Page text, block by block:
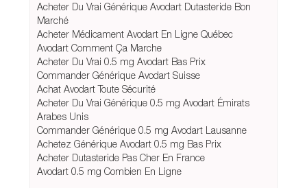
Acheter Du Vrai Générique Avodart Dutasteride Bon
Marché
Acheter Médicament Avodart En Ligne Québec
Avodart Comment Ça Marche
Acheter Du Vrai 0.5 mg Avodart Bas Prix
Commander Générique Avodart Suisse
Achat Avodart Toute Sécurité
Acheter Du Vrai Générique 0.5 mg Avodart Émirats
Arabes Unis
Commander Générique 0.5 mg Avodart Lausanne
Achetez Générique Avodart 0.5 mg Bas Prix
Acheter Dutasteride Pas Cher En France
Avodart 0.5 mg Combien En Ligne